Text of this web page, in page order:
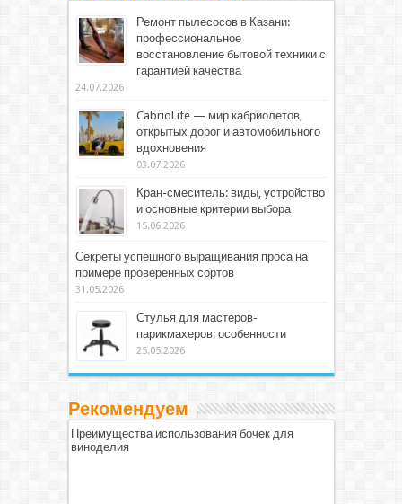
Ремонт пылесосов в Казани:
профессиональное
восстановление бытовой техники с
гарантией качества
24.07.2026
CabrioLife — мир кабриолетов,
открытых дорог и автомобильного
вдохновения
03.07.2026
Кран-смеситель: виды, устройство
и основные критерии выбора
15.06.2026
Секреты успешного выращивания проса на
примере проверенных сортов
31.05.2026
Стулья для мастеров-
парикмахеров: особенности
25.05.2026
Рекомендуем
Преимущества использования бочек для
виноделия